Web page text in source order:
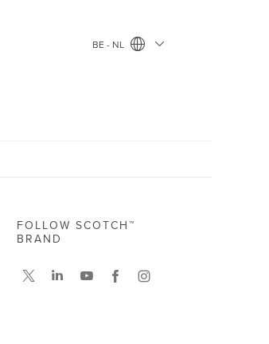
BE - NL
FOLLOW SCOTCH™
BRAND